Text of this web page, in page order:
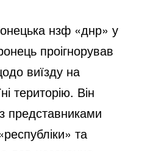
нзф «днр» у
проігнорував
виїзду на
територію. Він
представниками
та